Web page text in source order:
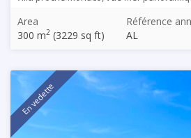
Area
300 m2 (3229 sq ft)
Référence
AL
En vedette